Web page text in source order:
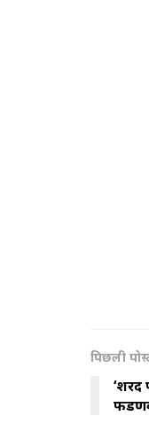
पिछली
‘शरद